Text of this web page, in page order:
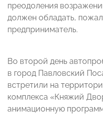
преодоления
должен обладать,
предприниматель.
Во второй день
в город Павловский
встретили на
комплекса «Княжий
анимационную